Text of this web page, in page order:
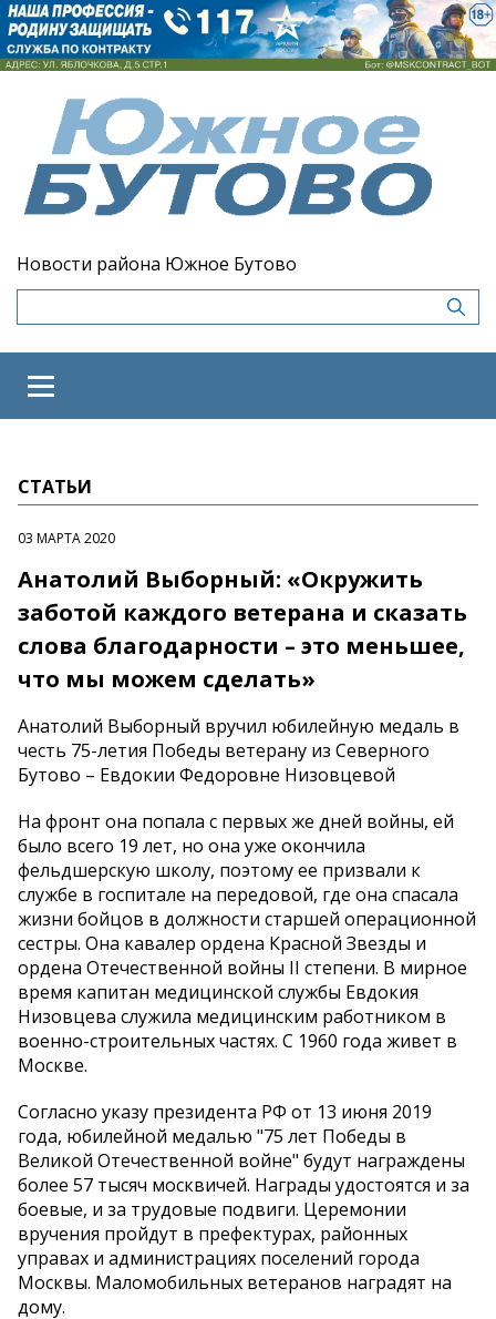
Новости района Южное Бутово
СТАТЬИ
03 МАРТА 2020
Анатолий Выборный: «Окружить
заботой каждого ветерана и сказать
слова благодарности – это меньшее,
что мы можем сделать»
Анатолий Выборный вручил юбилейную медаль в
честь 75-летия Победы ветерану из Северного
Бутово – Евдокии Федоровне Низовцевой
На фронт она попала с первых же дней войны, ей
было всего 19 лет, но она уже окончила
фельдшерскую школу, поэтому ее призвали к
службе в госпитале на передовой, где она спасала
жизни бойцов в должности старшей операционной
сестры. Она кавалер ордена Красной Звезды и
ордена Отечественной войны II степени. В мирное
время капитан медицинской службы Евдокия
Низовцева служила медицинским работником в
военно-строительных частях. С 1960 года живет в
Москве.
Согласно указу президента РФ от 13 июня 2019
года, юбилейной медалью "75 лет Победы в
Великой Отечественной войне" будут награждены
более 57 тысяч москвичей. Награды удостоятся и за
боевые, и за трудовые подвиги. Церемонии
вручения пройдут в префектурах, районных
управах и администрациях поселений города
Москвы. Маломобильных ветеранов наградят на
дому.